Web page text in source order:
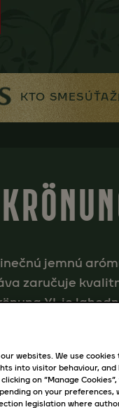
KTO SMESÚŤAŽ
jemnú
zaručuje
XL je
od
jednoducho
vám pripraví
websites. We use
into visitor behaviour, and
on “Manage
on your preferences,
legislation where